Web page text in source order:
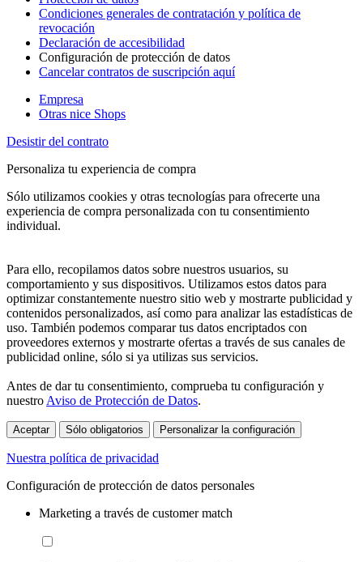
Condiciones generales de contratación y política de
revocación
Declaración de accesibilidad
Configuración de protección de datos
Cancelar contratos de suscripción aquí
Empresa
Otras nice Shops
Desistir del contrato
Personaliza tu experiencia de compra
Sólo utilizamos cookies y otras tecnologías para ofrecerte una
experiencia de compra personalizada con tu consentimiento
individual.
Para ello, recopilamos datos sobre nuestros usuarios, su
comportamiento y sus dispositivos. Utilizamos estos datos para
optimizar constantemente nuestro sitio web y mostrarte publicidad y
contenidos personalizados, así como para analizar las estadísticas de
uso. También podemos comparar tus datos encriptados con
proveedores externos y mostrarte ofertas a través de sus canales de
publicidad online, sólo si ya utilizas sus servicios.
Antes de dar tu consentimiento, comprueba tu configuración y
nuestro Aviso de Protección de Datos.
Aceptar Sólo obligatorios Personalizar la configuración
Nuestra política de privacidad
Configuración de protección de datos personales
Marketing a través de customer match